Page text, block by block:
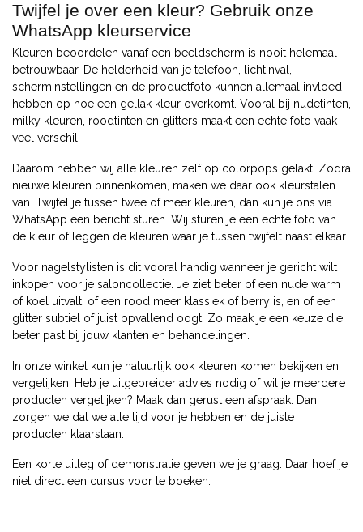
Twijfel je over een kleur? Gebruik onze
WhatsApp kleurservice
Kleuren beoordelen vanaf een beeldscherm is nooit helemaal
betrouwbaar. De helderheid van je telefoon, lichtinval,
scherminstellingen en de productfoto kunnen allemaal invloed
hebben op hoe een gellak kleur overkomt. Vooral bij nudetinten,
milky kleuren, roodtinten en glitters maakt een echte foto vaak
veel verschil.
Daarom hebben wij alle kleuren zelf op colorpops gelakt. Zodra
nieuwe kleuren binnenkomen, maken we daar ook kleurstalen
van. Twijfel je tussen twee of meer kleuren, dan kun je ons via
WhatsApp een bericht sturen. Wij sturen je een echte foto van
de kleur of leggen de kleuren waar je tussen twijfelt naast elkaar.
Voor nagelstylisten is dit vooral handig wanneer je gericht wilt
inkopen voor je saloncollectie. Je ziet beter of een nude warm
of koel uitvalt, of een rood meer klassiek of berry is, en of een
glitter subtiel of juist opvallend oogt. Zo maak je een keuze die
beter past bij jouw klanten en behandelingen.
In onze winkel kun je natuurlijk ook kleuren komen bekijken en
vergelijken. Heb je uitgebreider advies nodig of wil je meerdere
producten vergelijken? Maak dan gerust een afspraak. Dan
zorgen we dat we alle tijd voor je hebben en de juiste
producten klaarstaan.
Een korte uitleg of demonstratie geven we je graag. Daar hoef je
niet direct een cursus voor te boeken.